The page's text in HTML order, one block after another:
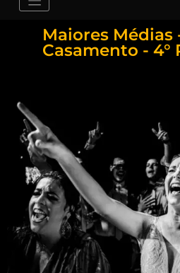
Maiores Médias
Casamento - 4°